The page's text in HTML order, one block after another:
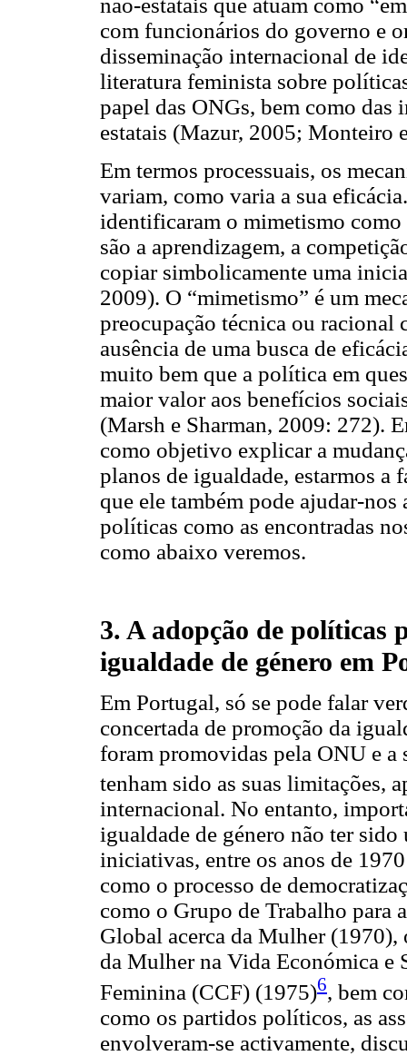
não-estatais que atuam como
com funcionários do governo e
disseminação internacional de
literatura feminista sobre
papel das ONGs, bem como
estatais (Mazur, 2005; Monteiro
Em termos processuais, os
variam, como varia a sua
identificaram o mimetismo como
são a aprendizagem, a
copiar simbolicamente uma
2009). O “mimetismo” é um
preocupação técnica ou
ausência de uma busca de
muito bem que a política em
maior valor aos benefícios
(Marsh e Sharman, 2009: 272).
como objetivo explicar a
planos de igualdade, estarmos a
que ele também pode ajudar-
políticas como as encontradas
como abaixo veremos.
3. A adopção de políticas
igualdade de género em
Em Portugal, só se pode falar
concertada de promoção da
foram promovidas pela ONU e a
tenham sido as suas limitações,
internacional. No entanto,
igualdade de género não ter
iniciativas, entre os anos de
como o processo de
como o Grupo de Trabalho para
Global acerca da Mulher (1970),
da Mulher na Vida Económica e
Feminina (CCF) (1975)6, bem
como os partidos políticos, as
envolveram-se activamente,